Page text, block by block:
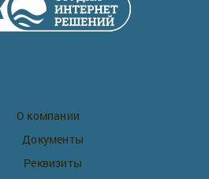
О компании
Документы
Реквизиты